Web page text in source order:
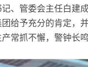
、管委会主任白建
给予充分的肯定，
常抓不懈，警钟长